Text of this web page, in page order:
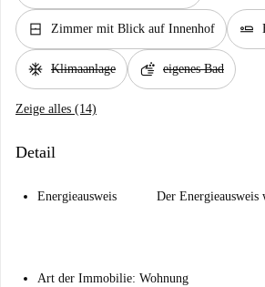
window_closed Zimmer mit Blick auf Innenhof airline_seat_flat
ac_unit Klimaanlage soap eigenes Bad
Zeige alles (14)
Detail
Energieausweis
Der Energieausweis
Art der Immobilie: Wohnung